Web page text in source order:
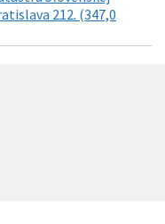
212. (347,0